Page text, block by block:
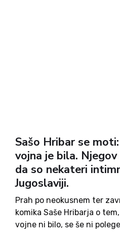
Sašo Hribar se
vojna je bila.
da so nekateri
Jugoslaviji.
Prah po neokusnem ter
komika Saše Hribarja o
vojne ni bilo, se še ni